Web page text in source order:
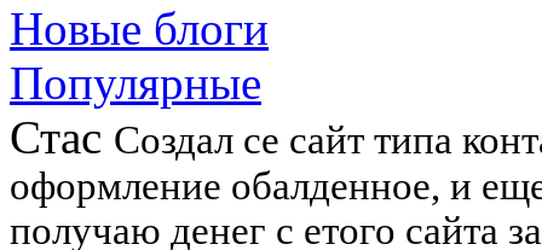
Новые блоги
Популярные
Стас Создал се сайт типа
оформление обалденное, и
получаю денег с етого сайта